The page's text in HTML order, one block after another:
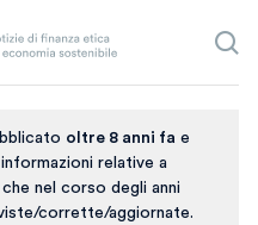
oltre 8 anni fa e
relative a
nel corso degli anni
corrette/aggiornate.